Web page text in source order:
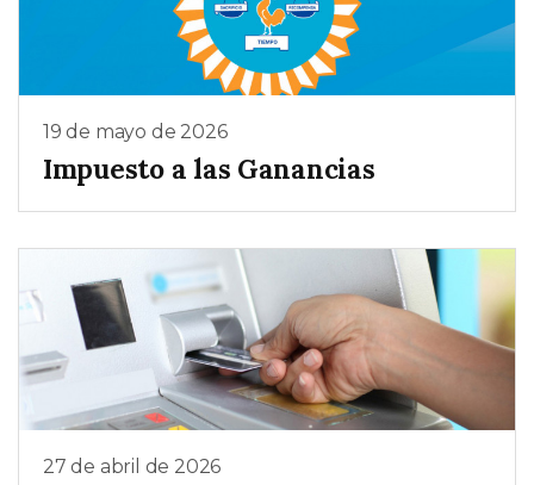
19 de mayo de 2026
Impuesto a las Ganancias
27 de abril de 2026